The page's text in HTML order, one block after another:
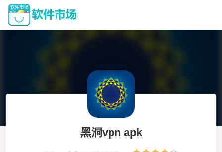
黑洞vpn apk